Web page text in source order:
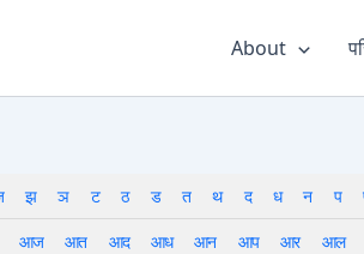
About
झ ञ ट ठ ड त थ द ध न प
आज आत आद आध आन आप आर आल